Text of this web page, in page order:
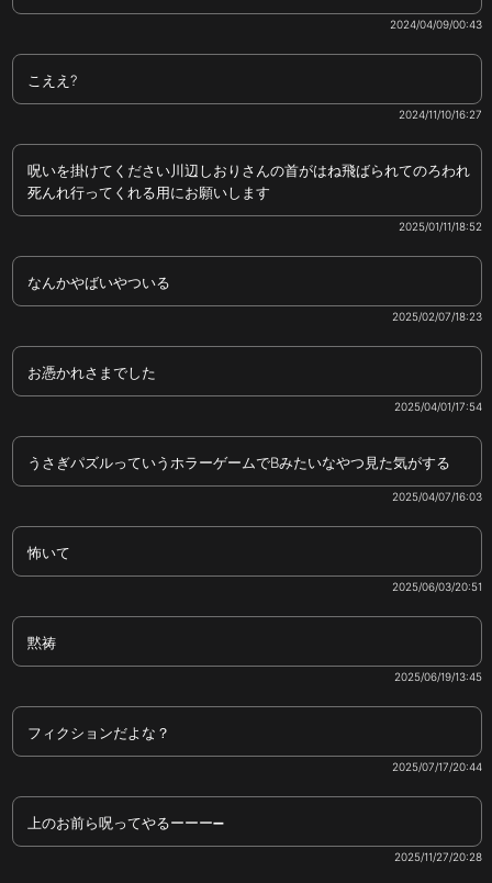
2024/04/09/00:43
こええ?
2024/11/10/16:27
呪いを掛けてください川辺しおりさんの首がはね飛ばられてのろわれ
死んれ行ってくれる用にお願いします
2025/01/11/18:52
なんかやばいやついる
2025/02/07/18:23
お憑かれさまでした
2025/04/01/17:54
うさぎパズルっていうホラーゲームでBみたいなやつ見た気がする
2025/04/07/16:03
怖いて
2025/06/03/20:51
黙祷
2025/06/19/13:45
フィクションだよな？
2025/07/17/20:44
上のお前ら呪ってやるーーー➖
2025/11/27/20:28